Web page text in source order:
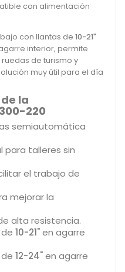
con alimentación
con llantas de 10-21"
interior, permite
de turismo y
muy útil para el día
la
220
semiautomática
para talleres sin
el trabajo de
mejorar la
alta resistencia.
10-21"en agarre
12-24"en agarre